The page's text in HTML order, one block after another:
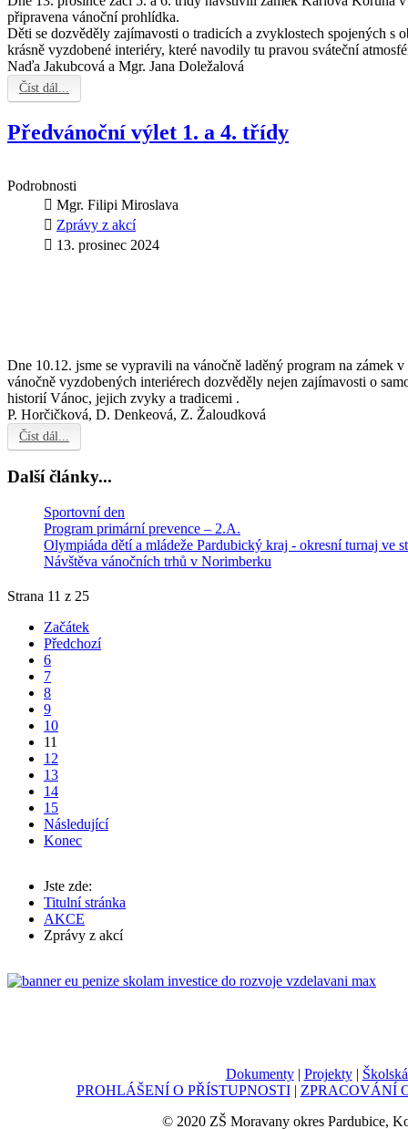
připravena vánoční prohlídka.
Děti se dozvěděly zajímavosti o tradicích a zvyklostech spojených s
krásně vyzdobené interiéry, které navodily tu pravou sváteční
Naďa Jakubcová a Mgr. Jana Doležalová
Číst dál...
Předvánoční výlet 1. a 4. třídy
Podrobnosti
Mgr. Filipi Miroslava
Zprávy z akcí
13. prosinec 2024
Dne 10.12. jsme se vypravili na vánočně laděný program na zámek
vánočně vyzdobených interiérech dozvěděly nejen zajímavosti o
historií Vánoc, jejich zvyky a tradicemi .
P. Horčičková, D. Denkeová, Z. Žaloudková
Číst dál...
Další články...
Sportovní den
Program primární prevence – 2.A.
Olympiáda dětí a mládeže Pardubický kraj - okresní turnaj ve
Návštěva vánočních trhů v Norimberku
Strana 11 z 25
Začátek
Předchozí
6
7
8
9
10
11
12
13
14
15
Následující
Konec
Jste zde:
Titulní stránka
AKCE
Zprávy z akcí
Dokumenty| Projekty|
PROHLÁŠENÍ O PŘÍSTUPNOSTI| ZPRACOVÁNÍ
© 2020 ZŠ Moravany okres Pardubice,